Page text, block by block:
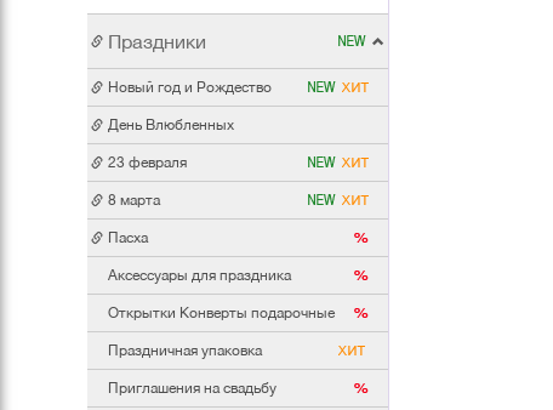
Праздники
Новый год и Рождество
День Влюбленных
23 февраля
8 марта
Пасха
Аксессуары для праздника
Открытки Конверты подарочные
Праздничная упаковка
Приглашения на свадьбу